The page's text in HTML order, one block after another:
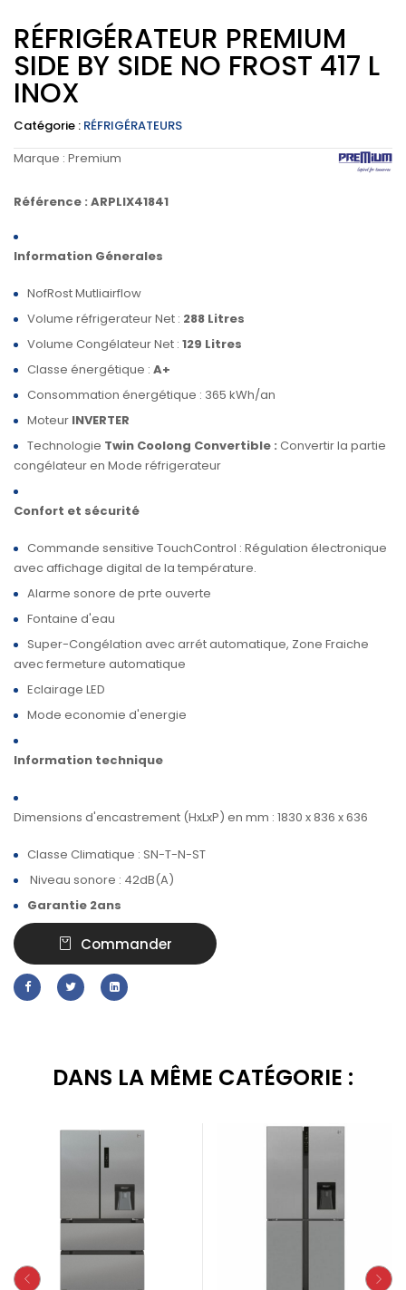
RÉFRIGÉRATEUR PREMIUM
SIDE BY SIDE NO FROST 417 L
INOX
Catégorie : RÉFRIGÉRATEURS
Marque : Premium
Référence : ARPLIX41841
Information Génerales
NofRost Mutliairflow
Volume réfrigerateur Net : 288 Litres
Volume Congélateur Net : 129 Litres
Classe énergétique : A+
Consommation énergétique : 365 kWh/an
Moteur INVERTER
Technologie Twin Coolong Convertible : Convertir la partie
congélateur en Mode réfrigerateur
Confort et sécurité
Commande sensitive TouchControl : Régulation électronique
avec affichage digital de la température.
Alarme sonore de prte ouverte
Fontaine d'eau
Super-Congélation avec arrét automatique, Zone Fraiche
avec fermeture automatique
Eclairage LED
Mode economie d'energie
Information technique
Dimensions d'encastrement (HxLxP) en mm : 1830 x 836 x 636
Classe Climatique : SN-T-N-ST
Niveau sonore : 42dB(A)
Garantie 2ans
Commander
DANS LA MÊME CATÉGORIE :